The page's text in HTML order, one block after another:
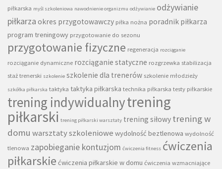
piłkarska myśl szkoleniowa nawodnienie organizmu odżywianie odżywianie
piłkarza okres przygotowawczy piłka nożna poradnik piłkarza
program treningowy przygotowanie do sezonu
przygotowanie fizyczne regeneracja rozciąganie
rozciąganie dynamiczne rozciąganie statyczne rozgrzewka stabilizacja
staż trenerski szkolenie szkolenie dla trenerów szkolenie młodzieży
szkółka piłkarska taktyka taktyka piłkarska technika piłkarska testy piłkarskie
trening indywidualnytrening
piłkarski trening piłkarski warsztaty trening siłowy trening w
domu warsztaty szkoleniowe wydolność beztlenowa wydolność
tlenowa zapobieganie kontuzjom ćwiczenia fitness ćwiczenia
piłkarskie ćwiczenia piłkarskie w domu ćwiczenia wzmacniające